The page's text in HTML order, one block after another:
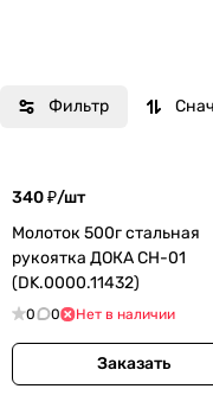
Фильтр
340 ₽/шт
Молоток 500г стальная
рукоятка ДОКА СН-01
(DK.0000.11432)
0 0 Нет в наличии
Заказать